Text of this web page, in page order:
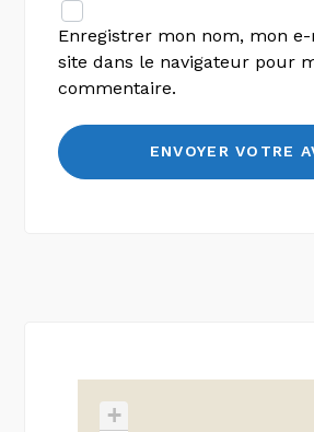
Enregistrer mon nom, mon
site dans le navigateur pour
commentaire.
+